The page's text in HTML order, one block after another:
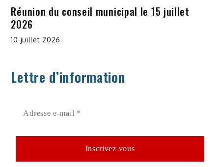
Réunion du conseil municipal le 15 juillet
2026
10 juillet 2026
Lettre d’information